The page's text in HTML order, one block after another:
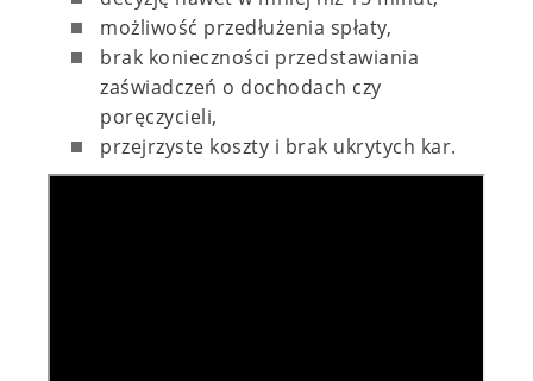
możliwość przedłużenia spłaty,
brak konieczności przedstawiania
zaświadczeń o dochodach czy
poręczycieli,
przejrzyste koszty i brak ukrytych kar.